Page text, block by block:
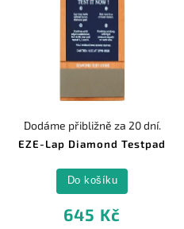
EZE-Lap Diamond Testpad
Dodáme přibližně za 20 dní.
645 Kč
Do košíku